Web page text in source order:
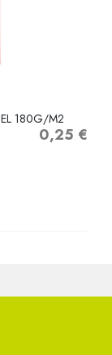
180G/M2
Precio
0,25 €